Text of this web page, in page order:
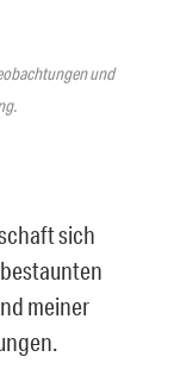
und
sich
meiner